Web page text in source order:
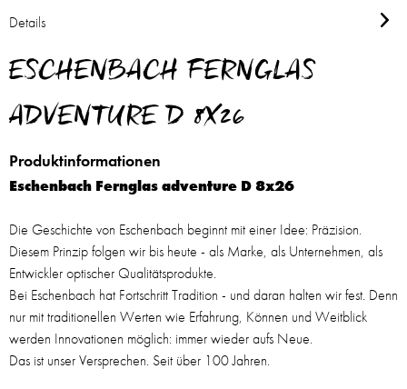
Details
ESCHENBACH FERNGLAS
ADVENTURE D 8X26
Produktinformationen
Eschenbach Fernglas adventure D 8x26
Die Geschichte von Eschenbach beginnt mit einer Idee: Präzision.
Diesem Prinzip folgen wir bis heute - als Marke, als Unternehmen, als
Entwickler optischer Qualitätsprodukte.
Bei Eschenbach hat Fortschritt Tradition - und daran halten wir fest. Denn
nur mit traditionellen Werten wie Erfahrung, Können und Weitblick
werden Innovationen möglich: immer wieder aufs Neue.
Das ist unser Versprechen. Seit über 100 Jahren.